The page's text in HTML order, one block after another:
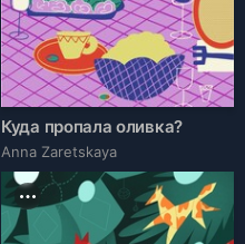
Куда пропала оливка?
Anna Zaretskaya